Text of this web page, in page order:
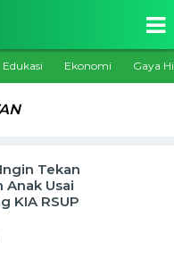
Edukasi Ekonomi Gaya
Tekan
Anak Usai
KIA RSUP